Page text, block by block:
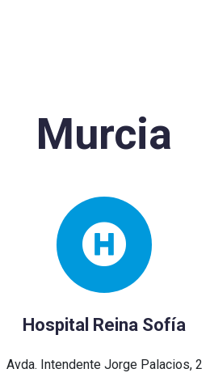
Murcia
Hospital Reina Sofía
Avda. Intendente Jorge Palacios, 2